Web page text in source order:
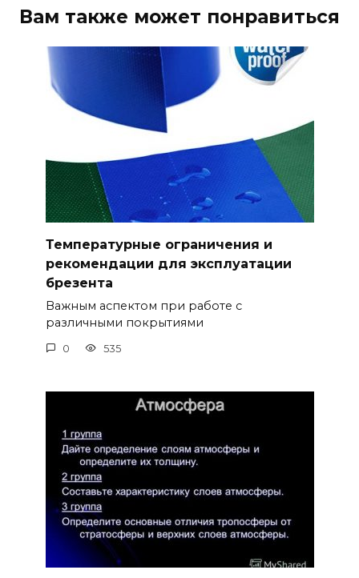
Вам также может понравиться
Температурные ограничения и
рекомендации для эксплуатации
брезента
Важным аспектом при работе с
различными покрытиями
0 535